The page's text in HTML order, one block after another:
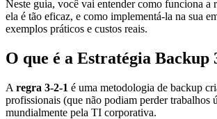
Neste guia, você vai entender como funciona a
ela é tão eficaz, e como implementá-la na sua
exemplos práticos e custos reais.
O que é a Estratégia Backup
A regra 3-2-1 é uma metodologia de backup
profissionais (que não podiam perder trabalhos
mundialmente pela TI corporativa.